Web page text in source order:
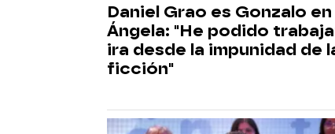
Daniel Grao es Gonzalo en
Ángela: "He podido
ira desde la impunidad de
ficción"